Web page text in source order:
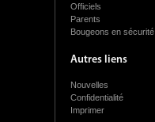
Officiels
Parents
Bougeons en sécurité
Autres liens
Nouvelles
Confidentialité
Imprimer